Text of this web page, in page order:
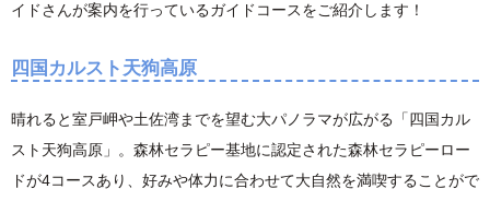
イドさんが案内を行っているガイドコースをご紹介します！
四国カルスト天狗高原
晴れると室戸岬や土佐湾までを望む大パノラマが広がる「四国カル
スト天狗高原」。森林セラピー基地に認定された森林セラピーロー
ドが4コースあり、好みや体力に合わせて大自然を満喫することがで